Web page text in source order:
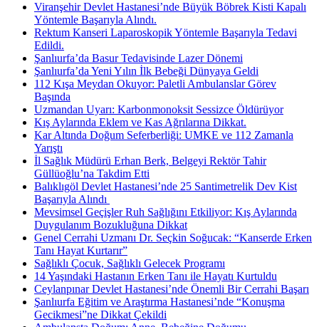
Viranşehir Devlet Hastanesi’nde Büyük Böbrek Kisti Kapalı
Yöntemle Başarıyla Alındı.
Rektum Kanseri Laparoskopik Yöntemle Başarıyla Tedavi
Edildi.
Şanlıurfa’da Basur Tedavisinde Lazer Dönemi
Şanlıurfa’da Yeni Yılın İlk Bebeği Dünyaya Geldi
112 Kışa Meydan Okuyor: Paletli Ambulanslar Görev
Başında
Uzmandan Uyarı: Karbonmonoksit Sessizce Öldürüyor
Kış Aylarında Eklem ve Kas Ağrılarına Dikkat.
Kar Altında Doğum Seferberliği: UMKE ve 112 Zamanla
Yarıştı
İl Sağlık Müdürü Erhan Berk, Belgeyi Rektör Tahir
Güllüoğlu’na Takdim Etti
Balıklıgöl Devlet Hastanesi’nde 25 Santimetrelik Dev Kist
Başarıyla Alındı ​
Mevsimsel Geçişler Ruh Sağlığını Etkiliyor: Kış Aylarında
Duygulanım Bozukluğuna Dikkat
Genel Cerrahi Uzmanı Dr. Seçkin Soğucak: “Kanserde Erken
Tanı Hayat Kurtarır”
Sağlıklı Çocuk, Sağlıklı Gelecek Programı
14 Yaşındaki Hastanın Erken Tanı ile Hayatı Kurtuldu
Ceylanpınar Devlet Hastanesi’nde Önemli Bir Cerrahi Başarı
Şanlıurfa Eğitim ve Araştırma Hastanesi’nde “Konuşma
Gecikmesi”ne Dikkat Çekildi